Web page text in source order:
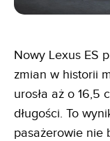
Nowy Lexus ES
zmian w historii
urosła aż o 16,5
długości. To
pasażerowie nie